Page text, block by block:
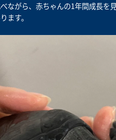
ながら、赤ちゃんの1年間成長
ます。